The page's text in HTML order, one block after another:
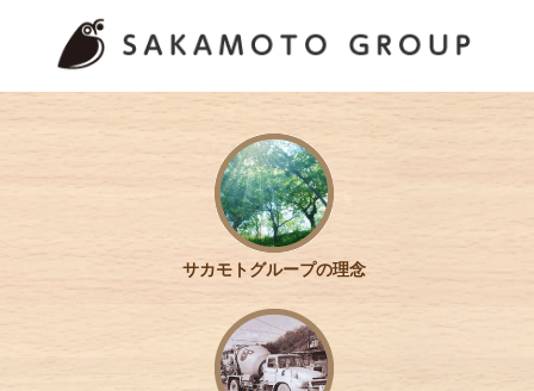
サカモトグループの理念